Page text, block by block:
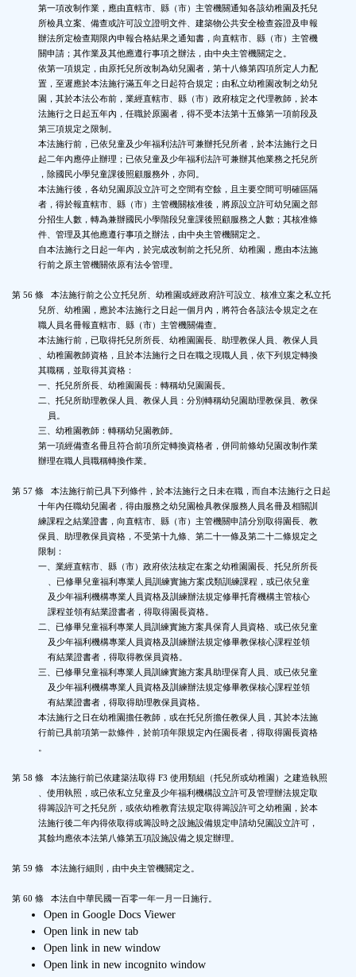
Open in Google Docs Viewer
Open link in new tab
Open link in new window
Open link in new incognito window